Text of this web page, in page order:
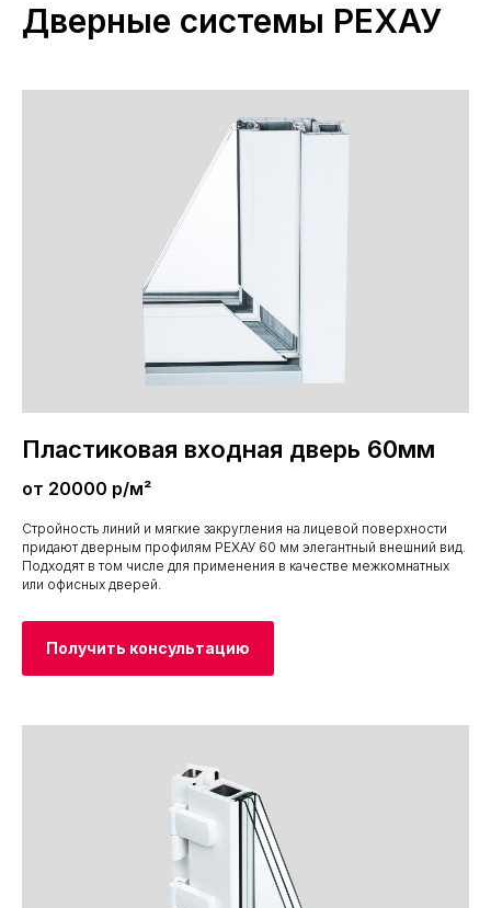
Дверные системы РЕХАУ
Пластиковая входная дверь 60мм
от 20000 р/м²
Стройность линий и мягкие закругления на лицевой поверхности
придают дверным профилям РЕХАУ 60 мм элегантный внешний вид.
Подходят в том числе для применения в качестве межкомнатных
или офисных дверей.
Получить консультацию